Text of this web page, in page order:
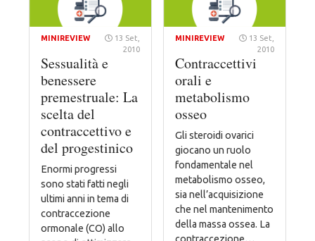
MINIREVIEW
13 Set,
2010
Sessualità e
benessere
premestruale: La
scelta del
contraccettivo e
del progestinico
Enormi progressi
sono stati fatti negli
ultimi anni in tema di
contraccezione
ormonale (CO) allo
MINIREVIEW
13 Set,
2010
Contraccettivi
orali e
metabolismo
osseo
Gli steroidi ovarici
giocano un ruolo
fondamentale nel
metabolismo osseo,
sia nell’acquisizione
che nel mantenimento
della massa ossea. La
contraccezione…